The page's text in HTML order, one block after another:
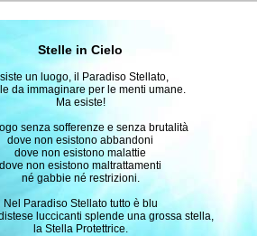
Stelle in Cielo
un luogo, il Paradiso Stellato,
da immaginare per le menti umane.
Ma esiste!
senza sofferenze e senza brutalità
dove non esistono abbandoni
dove non esistono malattie
dove non esistono maltrattamenti
né gabbie né restrizioni.
Nel Paradiso Stellato tutto è blu
luccicanti splende una grossa stella,
la Stella Protettrice.